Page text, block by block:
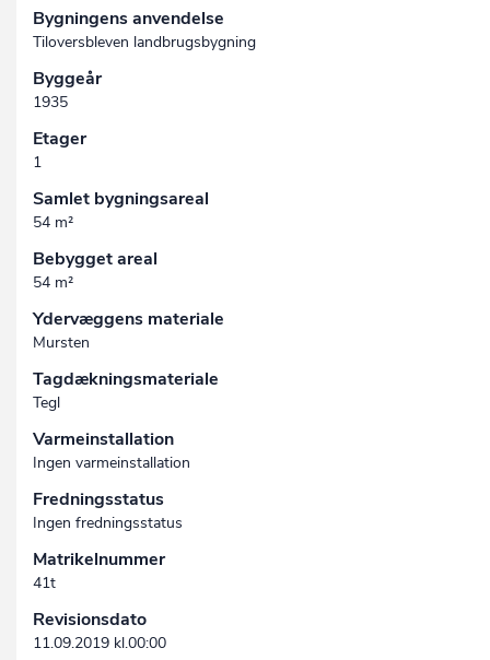
Bygningens anvendelse
Tiloversbleven landbrugsbygning
Byggeår
1935
Etager
1
Samlet bygningsareal
54 m²
Bebygget areal
54 m²
Ydervæggens materiale
Mursten
Tagdækningsmateriale
Tegl
Varmeinstallation
Ingen varmeinstallation
Fredningsstatus
Ingen fredningsstatus
Matrikelnummer
41t
Revisionsdato
11.09.2019 kl.00:00